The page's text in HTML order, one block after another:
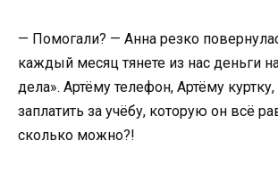
— Помогали? — Анна резко
каждый месяц тянете из нас деньги
дела». Артёму телефон, Артёму
заплатить за учёбу, которую он всё
сколько можно?!